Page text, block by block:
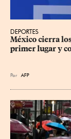
DEPORTES
México cierra
primer lugar y
Por AFP